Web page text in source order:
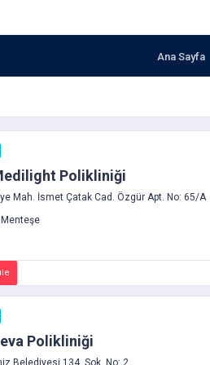
Ana Sayfa
Polikliniği
Mah. İsmet Çatak Cad. Özgür Apt. No: 65/A
Polikliniği